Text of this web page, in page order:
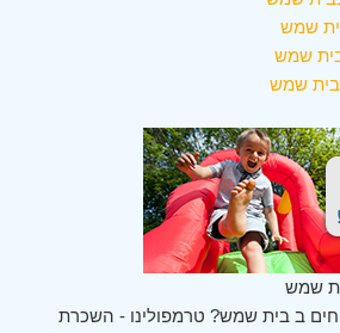
שמש
שמש
שמש
שמש
ב בית שמש? טרמפולינו - השכרת